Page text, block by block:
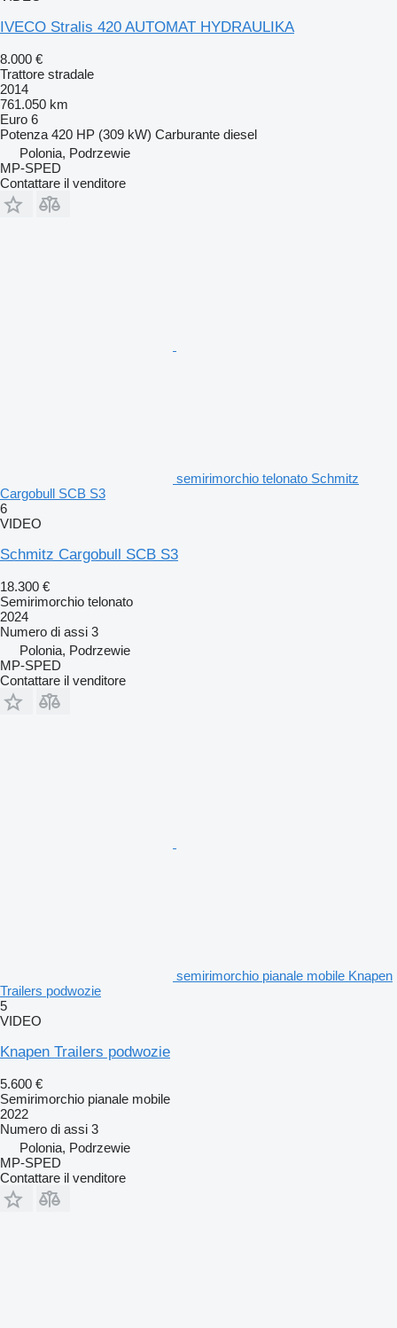
IVECO Stralis 420 AUTOMAT HYDRAULIKA
8.000 €
Trattore stradale
2014
761.050 km
Euro 6
Potenza 420 HP (309 kW) Carburante diesel
Polonia, Podrzewie
MP-SPED
Contattare il venditore
semirimorchio telonato Schmitz
Cargobull SCB S3
6
VIDEO
Schmitz Cargobull SCB S3
18.300 €
Semirimorchio telonato
2024
Numero di assi 3
Polonia, Podrzewie
MP-SPED
Contattare il venditore
semirimorchio pianale mobile Knapen
Trailers podwozie
5
VIDEO
Knapen Trailers podwozie
5.600 €
Semirimorchio pianale mobile
2022
Numero di assi 3
Polonia, Podrzewie
MP-SPED
Contattare il venditore